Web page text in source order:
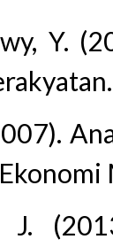
Y.
J.